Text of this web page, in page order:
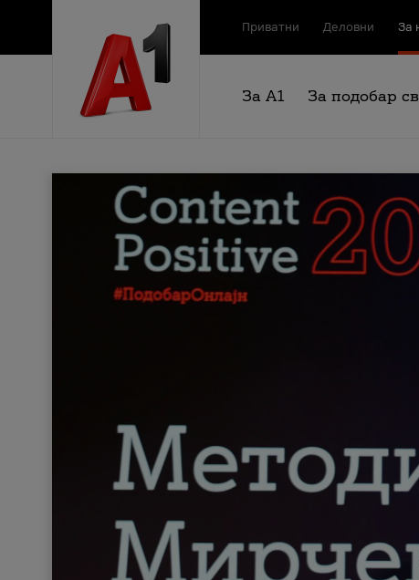
Приватни Деловни За
За А1 За подобар